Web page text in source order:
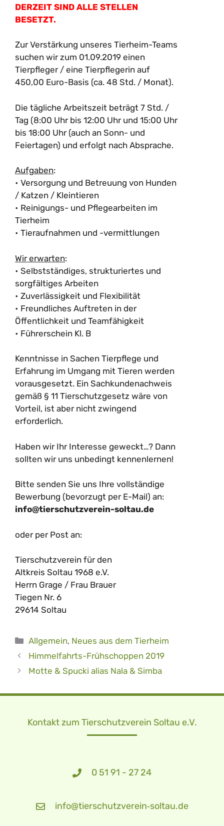
DERZEIT SIND ALLE STELLEN
BESETZT.
Zur Verstärkung unseres Tierheim-Teams
suchen wir zum 01.09.2019 einen
Tierpfleger / eine Tierpflegerin auf
450,00 Euro-Basis (ca. 48 Std. / Monat).
Die tägliche Arbeitszeit beträgt 7 Std. /
Tag (8:00 Uhr bis 12:00 Uhr und 15:00 Uhr
bis 18:00 Uhr (auch an Sonn- und
Feiertagen) und erfolgt nach Absprache.
Aufgaben:
• Versorgung und Betreuung von Hunden
/ Katzen / Kleintieren
• Reinigungs- und Pflegearbeiten im
Tierheim
• Tieraufnahmen und -vermittlungen
Wir erwarten:
• Selbstständiges, strukturiertes und
sorgfältiges Arbeiten
• Zuverlässigkeit und Flexibilität
• Freundliches Auftreten in der
Öffentlichkeit und Teamfähigkeit
• Führerschein Kl. B
Kenntnisse in Sachen Tierpflege und
Erfahrung im Umgang mit Tieren werden
vorausgesetzt. Ein Sachkundenachweis
gemäß § 11 Tierschutzgesetz wäre von
Vorteil, ist aber nicht zwingend
erforderlich.
Haben wir Ihr Interesse geweckt…? Dann
sollten wir uns unbedingt kennenlernen!
Bitte senden Sie uns Ihre vollständige
Bewerbung (bevorzugt per E-Mail) an:
info@tierschutzverein-soltau.de
oder per Post an:
Tierschutzverein für den
Altkreis Soltau 1968 e.V.
Herrn Grage / Frau Brauer
Tiegen Nr. 6
29614 Soltau
Kategorien
Allgemein, Neues aus dem Tierheim
Himmelfahrts-Frühschoppen 2019
Motte & Spucki alias Nala & Simba
Kontakt zum Tierschutzverein Soltau e.V.
0 51 91 - 27 24
info@tierschutzverein‑soltau.de